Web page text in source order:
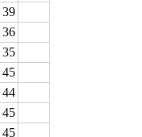
39
36
35
45
44
45
45